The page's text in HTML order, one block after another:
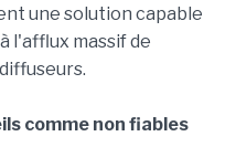
une solution capable
l'afflux massif de
comme non fiables